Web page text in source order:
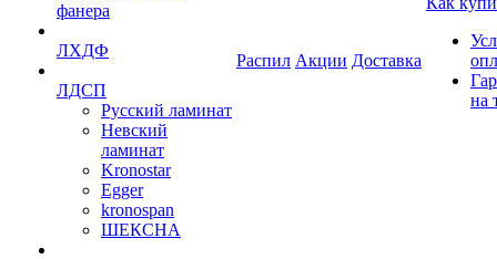
фанера
ЛХДФ
ЛДСП
Русский ламинат
Невский
ламинат
Kronostar
Egger
kronospan
ШЕКСНА
Распил Акции Доставка
на